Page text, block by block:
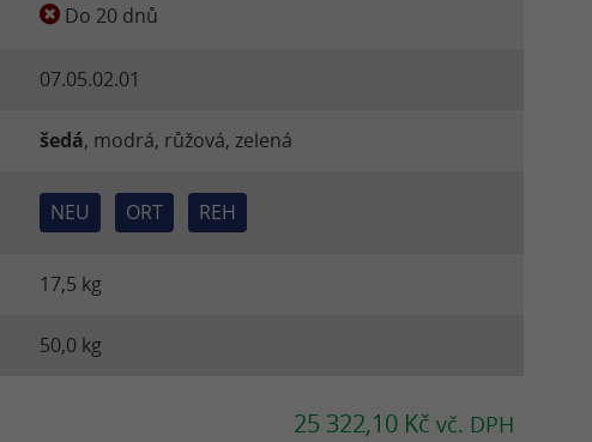
Do 20 dnů
07.05.02.01
šedá, modrá, růžová, zelená
NEU ORT REH
17,5 kg
50,0 kg
25 322,10 Kč vč. DPH